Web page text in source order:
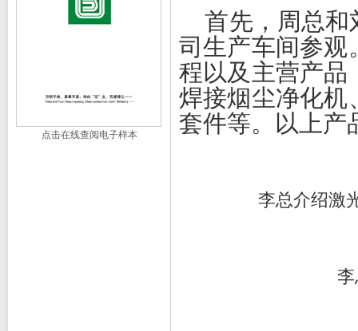
点击在线查阅电子样本
首先，周总和
司生产车间参观
程以及主营产品
焊接烟尘净化机
套件等。以上产
李总介绍激